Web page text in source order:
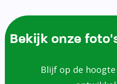
Bekijk onze
Blijf op de